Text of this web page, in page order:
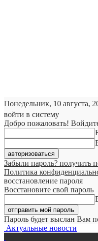
Понедельник, 10 августа,
войти в систему
Добро пожаловать!
Забыли пароль? получить
Политика
восстановление пароля
Восстановите свой пароль
Пароль будет выслан Вам
Актуальные новости